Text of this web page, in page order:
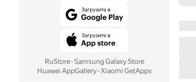
RuStore· Samsung Galaxy Store
Huawei AppGallery· Xiaomi GetApps